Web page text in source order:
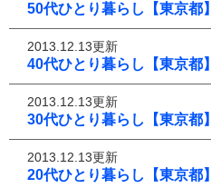
50代ひとり暮らし【東京都】
2013.12.13更新
40代ひとり暮らし【東京都】
2013.12.13更新
30代ひとり暮らし【東京都】
2013.12.13更新
20代ひとり暮らし【東京都】